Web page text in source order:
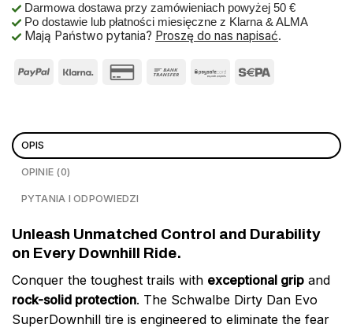
Darmowa dostawa przy zamówieniach powyżej 50 €
Po dostawie lub płatności miesięczne z Klarna & ALMA
Mają Państwo pytania? Proszę do nas napisać.
OPIS
OPINIE (0)
PYTANIA I ODPOWIEDZI
Unleash Unmatched Control and Durability
on Every Downhill Ride.
Conquer the toughest trails with exceptional grip and
rock-solid protection. The Schwalbe Dirty Dan Evo
SuperDownhill tire is engineered to eliminate the fear